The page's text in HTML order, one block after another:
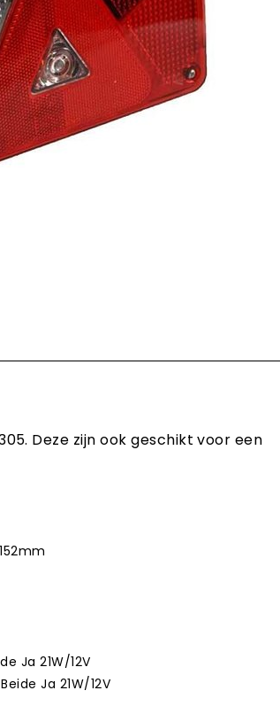
Deze zijn ook geschikt voor een
Ja 21W/12V
Ja 21W/12V